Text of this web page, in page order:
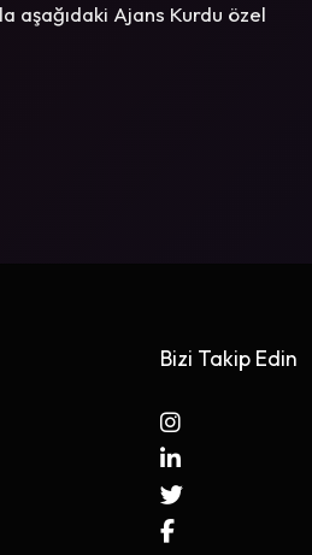
aşağıdaki Ajans Kurdu özel
Bizi Takip Edin